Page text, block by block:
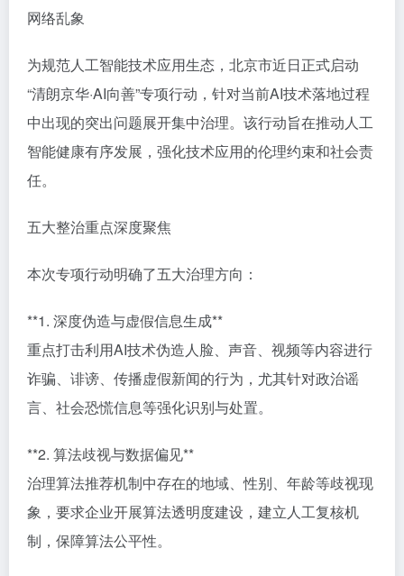
网络乱象
为规范人工智能技术应用生态，北京市近日正式启动
“清朗京华·AI向善”专项行动，针对当前AI技术落地过程
中出现的突出问题展开集中治理。该行动旨在推动人工
智能健康有序发展，强化技术应用的伦理约束和社会责
任。
五大整治重点深度聚焦
本次专项行动明确了五大治理方向：
**1. 深度伪造与虚假信息生成**
重点打击利用AI技术伪造人脸、声音、视频等内容进行
诈骗、诽谤、传播虚假新闻的行为，尤其针对政治谣
言、社会恐慌信息等强化识别与处置。
**2. 算法歧视与数据偏见**
治理算法推荐机制中存在的地域、性别、年龄等歧视现
象，要求企业开展算法透明度建设，建立人工复核机
制，保障算法公平性。